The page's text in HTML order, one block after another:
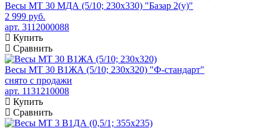
Весы МТ 30 МДА (5/10; 230х330) "Базар 2(у)"
2 999 руб.
арт. 3112000088
Купить
Сравнить
Весы МТ 30 В1ЖА (5/10; 230х320) "Ф-стандарт"
снято с продажи
арт. 1131210008
Купить
Сравнить